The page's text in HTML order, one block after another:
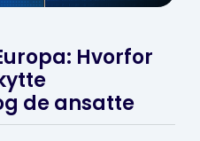
Hvorfor
de ansatte